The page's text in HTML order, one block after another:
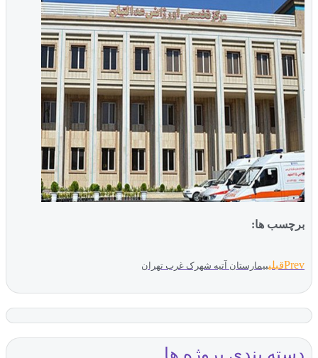
برچسب ها:
Prevقبلیبیمارستان آتیه شهرک غرب تهران
دسته بندی پروژه ها